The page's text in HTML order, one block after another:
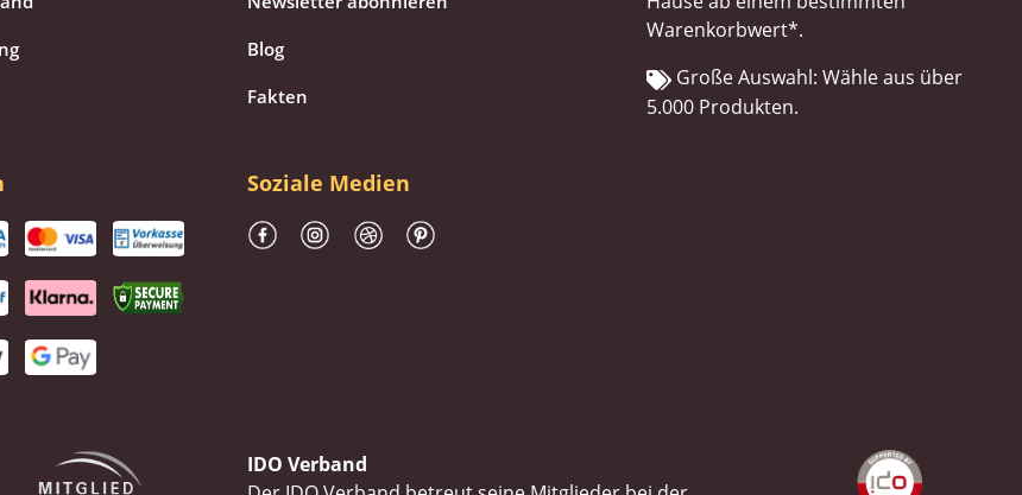
Blog
Fakten
Warenkorbwert*.
Große Auswahl: Wähle aus über
5.000 Produkten.
Soziale Medien
IDO Verband